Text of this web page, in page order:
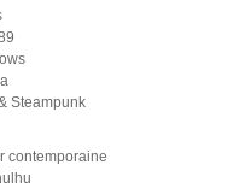
Steampunk
contemporaine